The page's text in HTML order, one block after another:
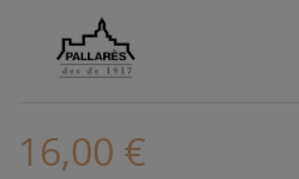
16,00 €